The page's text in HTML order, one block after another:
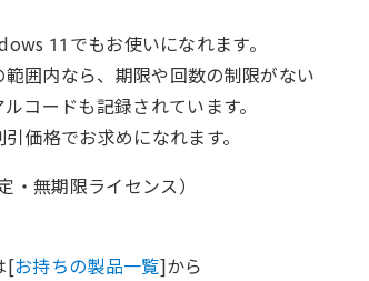
11でもお使いになれます。
囲内なら、期限や回数の制限がない
コードも記録されています。
価格でお求めになれます。
・無期限ライセンス）
[お持ちの製品一覧]から